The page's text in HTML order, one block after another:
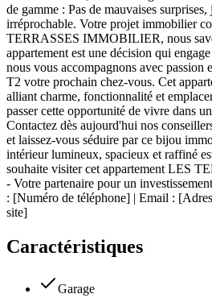
de gamme : Pas de mauvaises
irréprochable. Votre projet immobilier
TERRASSES IMMOBILIER, nous
appartement est une décision qui
nous vous accompagnons avec passion
T2 votre prochain chez-vous. Cet
alliant charme, fonctionnalité et
passer cette opportunité de vivre dans
Contactez dès aujourd'hui nos
et laissez-vous séduire par ce bijou
intérieur lumineux, spacieux et raffiné
souhaite visiter cet appartement LES
- Votre partenaire pour un
: [Numéro de téléphone] | Email :
site]
Caractéristiques
Garage